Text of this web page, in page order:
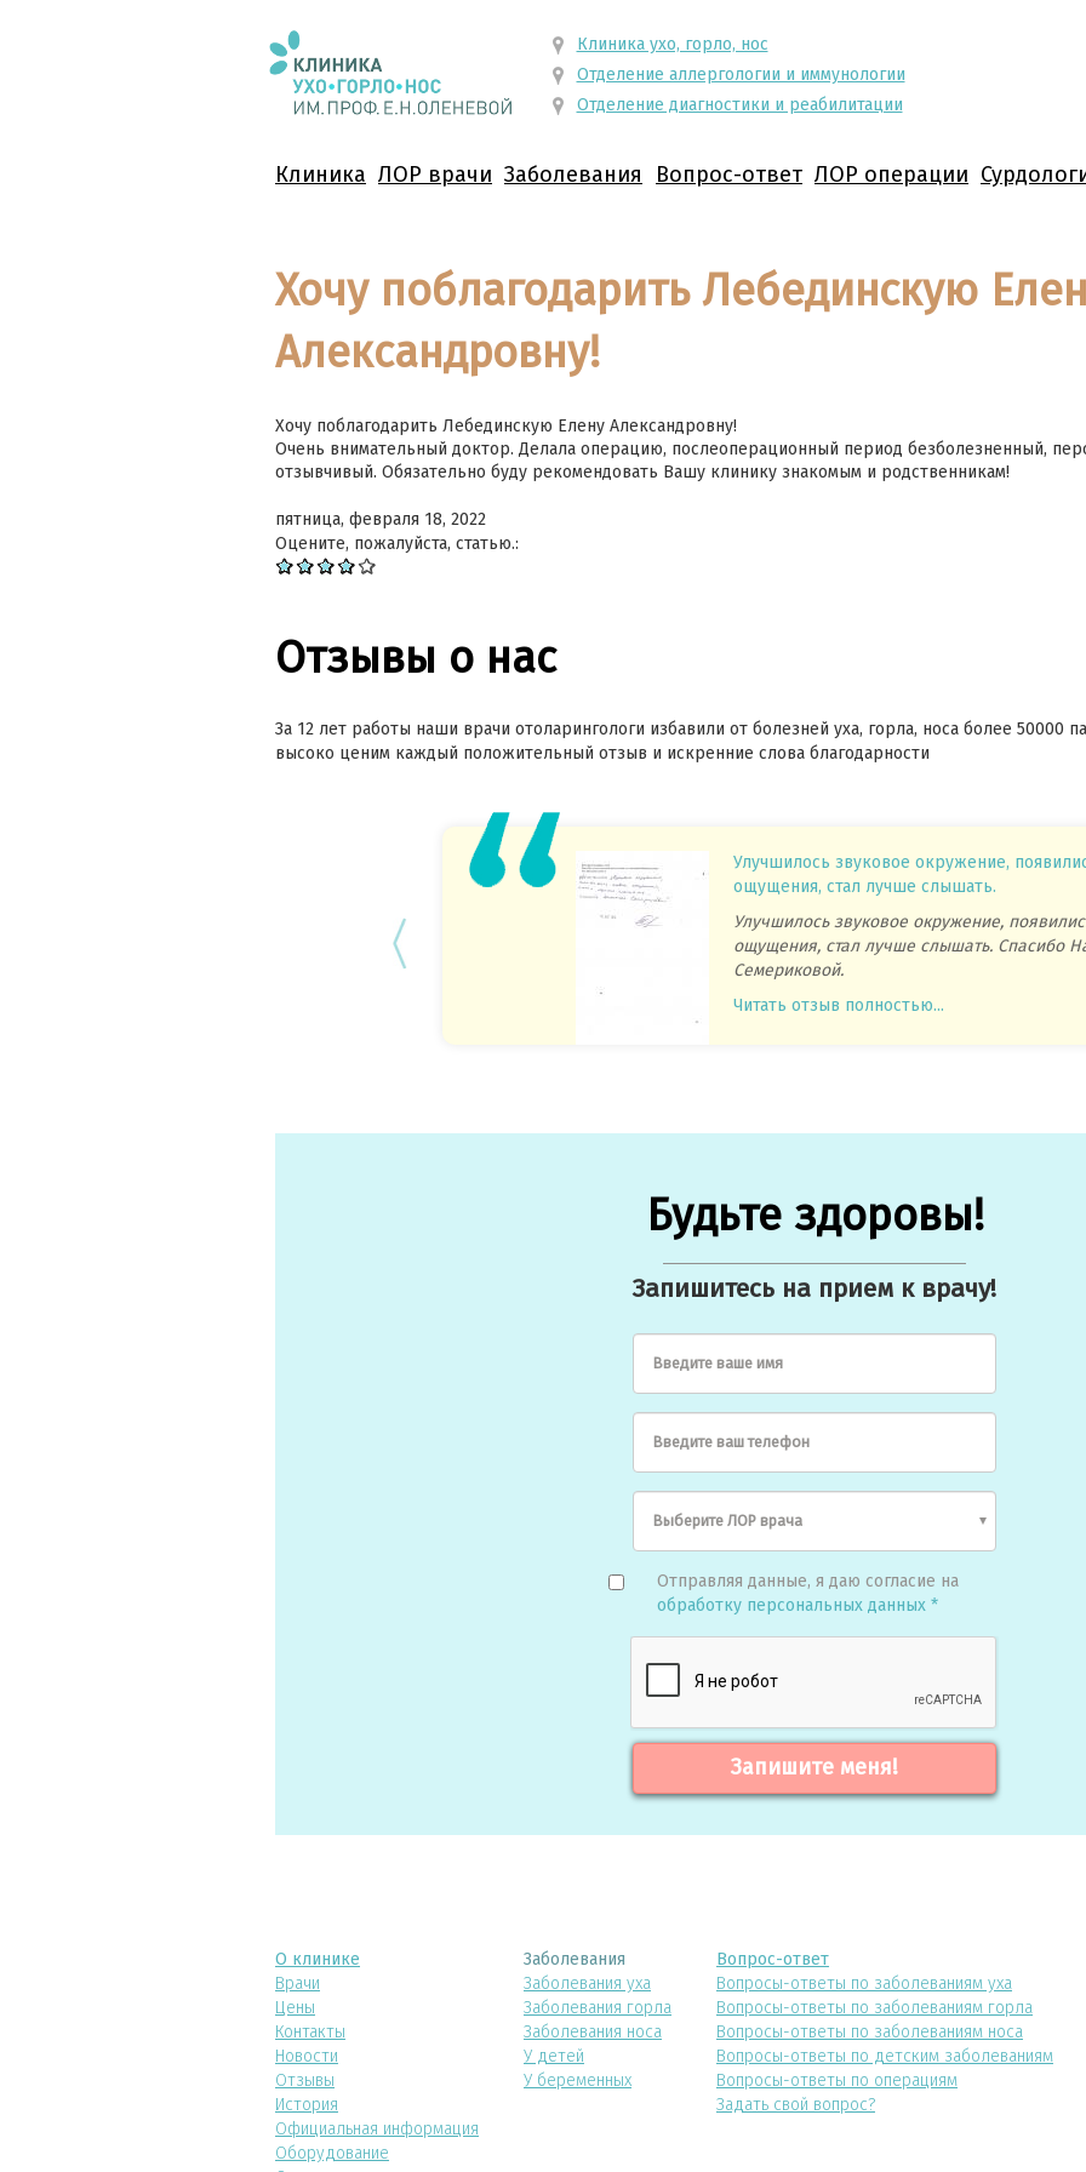
Клиника ухо, горло, нос
Отделение аллергологии и иммунологии
Отделение диагностики и реабилитации
Клиника ЛОР врачи Заболевания Вопрос-ответ ЛОР операции
Хочу поблагодарить Лебединскую
Александровну!
Хочу поблагодарить Лебединскую Елену Александровну!
Очень внимательный доктор. Делала операцию, послеоперационный период безболезненный,
отзывчивый. Обязательно буду рекомендовать Вашу клинику знакомым и родственникам!
пятница, февраля 18, 2022
Оцените, пожалуйста, статью.:
Отзывы о нас
За 12 лет работы наши врачи отоларингологи избавили от болезней уха, горла, носа более 50000
высоко ценим каждый положительный отзыв и искренние слова благодарности
Улучшилось звуковое окружение,
ощущения, стал лучше слышать.
Улучшилось звуковое окружение,
ощущения, стал лучше слышать. Спасибо
Семериковой.
Читать отзыв полностью...
Будьте здоровы!
Запишитесь на прием к врачу!
Введите ваше имя
Введите ваш телефон
Отправляя данные, я даю согласие на
обработку персональных данных *
Запишите меня!
О клинике
Врачи
Цены
Контакты
Новости
Отзывы
История
Официальная информация
Оборудование
Заболевания
Заболевания уха
Заболевания горла
Заболевания носа
У детей
У беременных
Вопрос-ответ
Вопросы-ответы по заболеваниям уха
Вопросы-ответы по заболеваниям горла
Вопросы-ответы по заболеваниям носа
Вопросы-ответы по детским заболеваниям
Вопросы-ответы по операциям
Задать свой вопрос?